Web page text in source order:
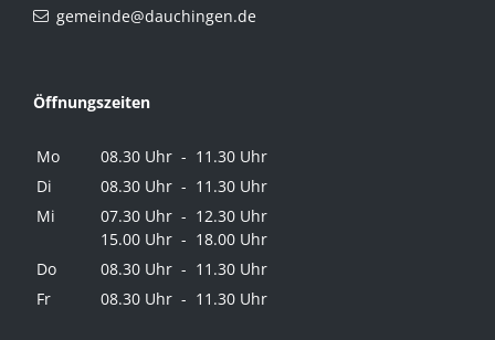
gemeinde@dauchingen.de
Öffnungszeiten
Mo
08.30 Uhr - 11.30 Uhr
Di
08.30 Uhr - 11.30 Uhr
Mi
07.30 Uhr - 12.30 Uhr
15.00 Uhr - 18.00 Uhr
Do
08.30 Uhr - 11.30 Uhr
Fr
08.30 Uhr - 11.30 Uhr